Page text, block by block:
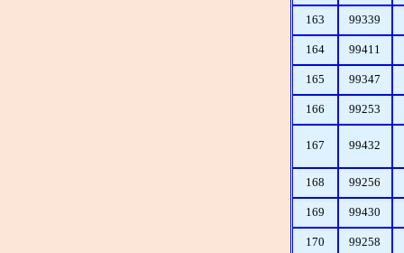
163 99339
164 99411
165 99347
166 99253
167 99432
168 99256
169 99430
170 99258